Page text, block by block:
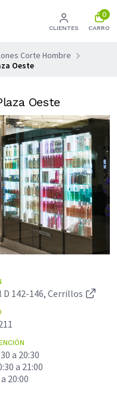
CLIENTES
0
CARRO
Corte Hombre
Oeste
Oeste
D 142-146, Cerrillos
a 20:30
a 21:00
20:00